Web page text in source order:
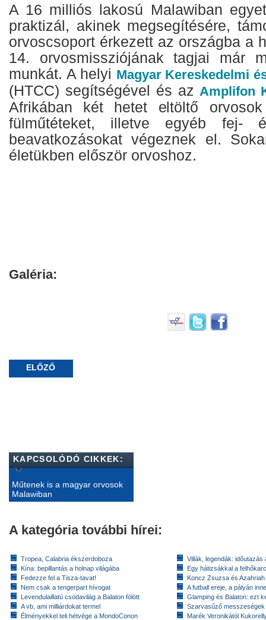
A 16 milliós lakosú Malawiban
praktizál, akinek megsegítésére,
orvoscsoport érkezett az országba a
14. orvosmissziójának tagjai már
munkát. A helyi Magyar Kereskedelmi
(HTCC) segítségével és az Amplifon
Afrikában két hetet eltöltő
fülműtéteket, illetve egyéb fej-
beavatkozásokat végeznek el.
életükben először orvoshoz.
Galéria:
ELŐZŐ
KAPCSOLÓDÓ CIKKEK:
Műtenek is a magyar orvosok
Malawiban
A kategória további hírei:
Tropea, Calabria ékszerdoboza
Kína: bepillantás a holnap világába
Fedezze fel a Tisza-tavat!
Nem csak a tengerpart hívogat
Levendulaillatú csodavilág a Balaton fölött
A vb, ami milliárdokat termel
Élményekkel teli hétvége a MondoConon
Villák, legendák: időutazás
Egy hátizsákkal a
Koncz Zsuzsa és
A futball ereje, a pályán
Glamping és Balaton: ezt
Szarvasűző messzeségek
Marék Veronikától